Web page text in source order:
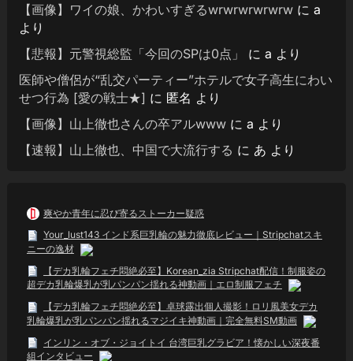
【画像】ワイの娘、かわいすぎるwrwrwrwrwrwに a
より
【悲報】元警視総監「今回のSPは0点」
に a より
医師や僧侶が“乱交パーティー”ホテルで女子高生にわい
せつ行為 [愛の戦士★] に 匿名 より
【画像】山上徹也さんの卒アルwwwに a より
【速報】山上徹也、中国で大流行する に あ より
爽やか青年に忍び寄るストーカー疑惑
Your_lust143 インド系巨乳輪の魅力徹底レビュー｜Stripchatスキ
ニーの逸材
【デカ乳輪フェチ悶絶必至】Korean_zia Stripchat配信！制服姿の
超デカ乳輪爆乳が乳パンパン揺れる神動画｜エロ制服フェチ
【デカ乳輪フェチ悶絶必至】卓球露出個人撮影！ロリ風美女デカ
乳輪爆乳が乳パンパン揺れるマジイキ神動画｜完全無料SM動画
インリン・オブ・ジョイトイ 台湾巨乳グラビア！懐かしい深夜番
組インタビュー